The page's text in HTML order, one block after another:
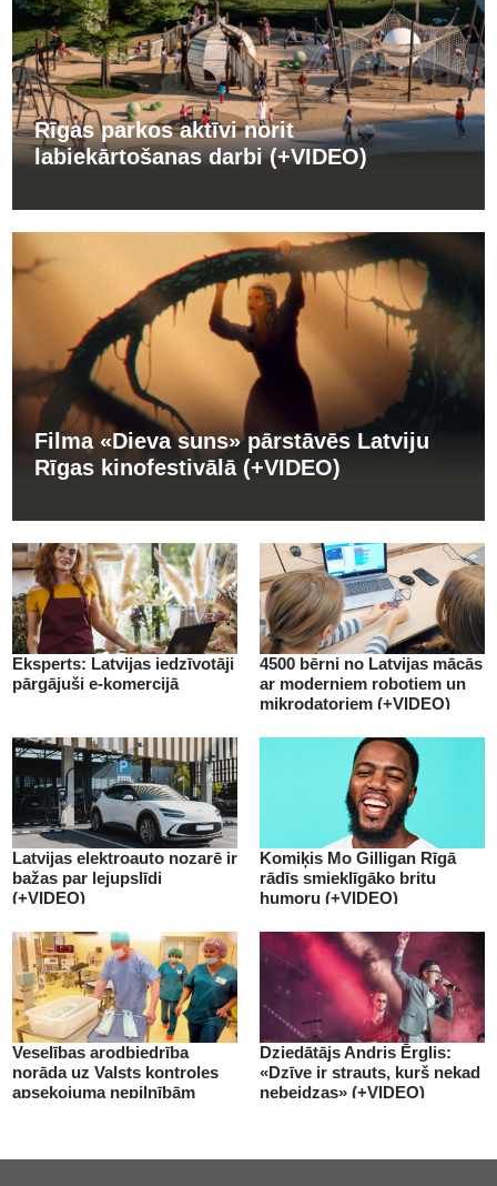
Rīgas parkos aktīvi norit
labiekārtošanas darbi (+VIDEO)
Filma «Dieva suns» pārstāvēs Latviju
Rīgas kinofestivālā (+VIDEO)
Eksperts: Latvijas iedzīvotāji
pārgājuši e-komercijā
4500 bērni no Latvijas mācās
ar moderniem robotiem un
mikrodatoriem (+VIDEO)
Latvijas elektroauto nozarē ir
bažas par lejupslīdi
(+VIDEO)
Komiķis Mo Gilligan Rīgā
rādīs smieklīgāko britu
humoru (+VIDEO)
Veselības arodbiedrība
norāda uz Valsts kontroles
apsekojuma nepilnībām
Dziedātājs Andris Ērglis:
«Dzīve ir strauts, kurš nekad
nebeidzas» (+VIDEO)